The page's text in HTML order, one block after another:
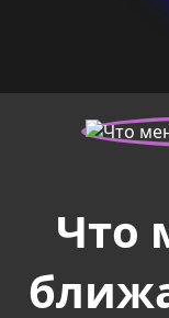
Что